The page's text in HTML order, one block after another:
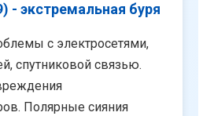
- экстремальная буря
с электросетями,
спутниковой связью.
Полярные сияния